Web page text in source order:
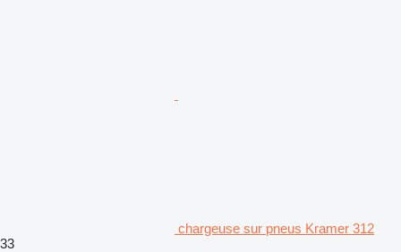
chargeuse sur pneus Kramer 312
33